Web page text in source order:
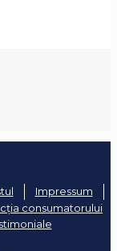
Impressum
consumatorului